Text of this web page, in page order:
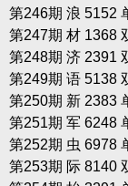
第246期 浪 5152
第247期 材 1368
第248期 济 2391
第249期 语 5138
第250期 新 2383
第251期 军 6248
第252期 虫 6978
第253期 际 8140